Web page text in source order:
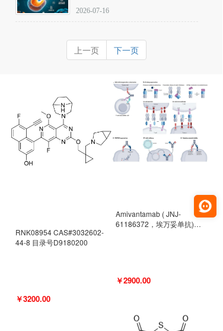
抗剂，被广泛视为研究PPARδ核
靶点药理机制的金标准化学探
针。
2026-07-16
上一页 下一页
RNK08954 CAS#3032602-
44-8 目录号D9180200
￥3200.00
Amivantamab ( JNJ-
61186372，埃万妥单抗)
￥2900.00